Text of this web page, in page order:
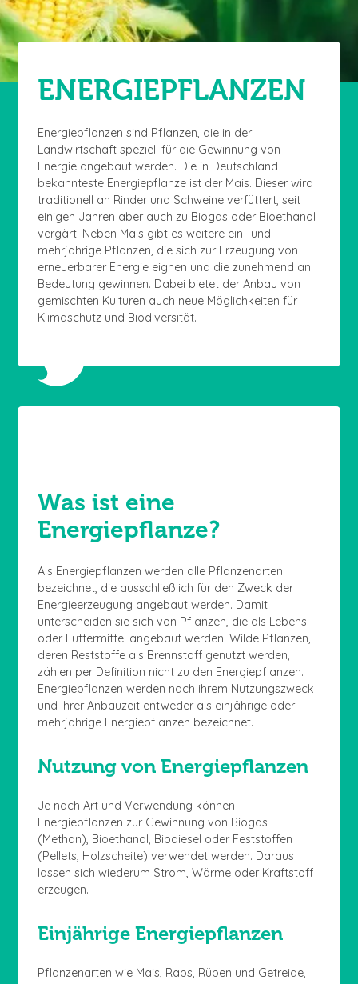
ENERGIEPFLANZEN
Energiepflanzen sind Pflanzen, die in der
Landwirtschaft speziell für die Gewinnung von
Energie angebaut werden. Die in Deutschland
bekannteste Energiepflanze ist der Mais. Dieser wird
traditionell an Rinder und Schweine verfüttert, seit
einigen Jahren aber auch zu Biogas oder Bioethanol
vergärt. Neben Mais gibt es weitere ein- und
mehrjährige Pflanzen, die sich zur Erzeugung von
erneuerbarer Energie eignen und die zunehmend an
Bedeutung gewinnen. Dabei bietet der Anbau von
gemischten Kulturen auch neue Möglichkeiten für
Klimaschutz und Biodiversität.
Was ist eine
Energiepflanze?
Als Energiepflanzen werden alle Pflanzenarten
bezeichnet, die ausschließlich für den Zweck der
Energieerzeugung angebaut werden. Damit
unterscheiden sie sich von Pflanzen, die als Lebens-
oder Futtermittel angebaut werden. Wilde Pflanzen,
deren Reststoffe als Brennstoff genutzt werden,
zählen per Definition nicht zu den Energiepflanzen.
Energiepflanzen werden nach ihrem Nutzungszweck
und ihrer Anbauzeit entweder als einjährige oder
mehrjährige Energiepflanzen bezeichnet.
Nutzung von Energiepflanzen
Je nach Art und Verwendung können
Energiepflanzen zur Gewinnung von Biogas
(Methan), Bioethanol, Biodiesel oder Feststoffen
(Pellets, Holzscheite) verwendet werden. Daraus
lassen sich wiederum Strom, Wärme oder Kraftstoff
erzeugen.
Einjährige Energiepflanzen
Pflanzenarten wie Mais, Raps, Rüben und Getreide,